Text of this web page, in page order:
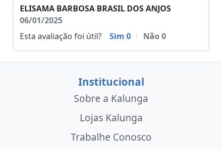
ELISAMA BARBOSA BRASIL DOS ANJOS
06/01/2025
Esta avaliação foi útil?
Sim 0 | Não0
Institucional
Sobre a Kalunga
Lojas Kalunga
Trabalhe Conosco